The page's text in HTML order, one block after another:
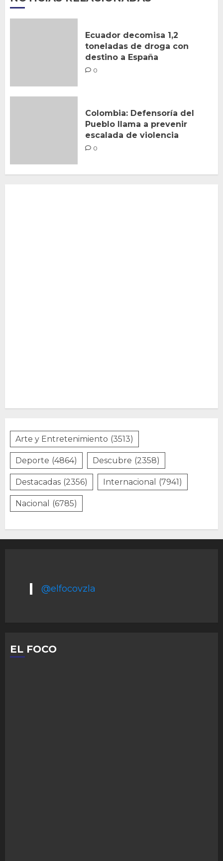
Ecuador decomisa 1,2
toneladas de droga con
destino a España
0
Colombia: Defensoría del
Pueblo llama a prevenir
escalada de violencia
0
Arte y Entretenimiento (3513)
Deporte (4864) Descubre (2358)
Destacadas (2356) Internacional (7941)
Nacional (6785)
@elfocovzla
EL FOCO